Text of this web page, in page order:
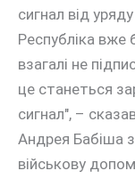
сигнал від
Республіка вже
взагалі не
це станеться
сигнал", –
Андрея Бабіша з
військову